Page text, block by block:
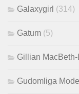
Galaxygirl (314)
Gatum (5)
Gillian
Gudomliga